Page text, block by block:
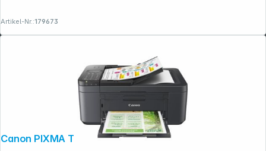
Artikel-Nr.:179673
Canon PIXMA TR 4755i